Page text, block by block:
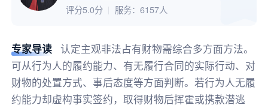
评分5.0分 服务： 6157人
专家导读
认定主观非法占有财物需综合多方面方法。
可从行为人的履约能力、有无履行合同的实际行动、对
财物的处置方式、事后态度等方面判断。若行为人无履
约能力却虚构事实签约，取得财物后挥霍或携款潜逃